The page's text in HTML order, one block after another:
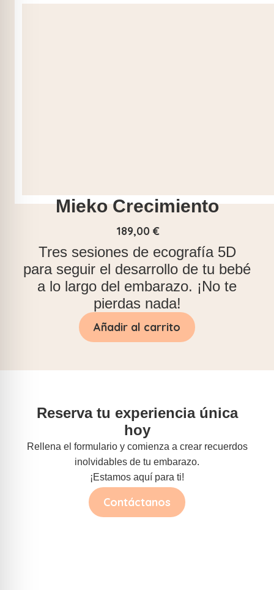
Mieko Crecimiento
189,00 €
Tres sesiones de ecografía 5D
para seguir el desarrollo de tu bebé
a lo largo del embarazo. ¡No te
pierdas nada!
Añadir al carrito
Reserva tu experiencia única
hoy
Rellena el formulario y comienza a crear recuerdos
inolvidables de tu embarazo.
¡Estamos aquí para ti!
Contáctanos